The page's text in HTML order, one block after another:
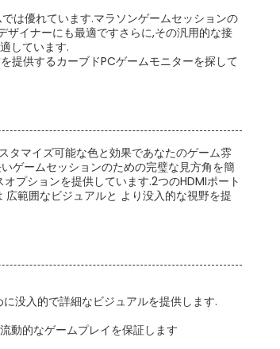
は優れています.マラソンゲームセッションの
イナーにも最適ですさらに,その汎用的な接
しています.
提供するカーブドPCゲームモニターを探して
タマイズ可能な色と効果であなたのゲーム雰
ゲームセッションのための完璧な見方角を簡
プションを提供しています.2つのHDMIポート
範囲なビジュアルと より没入的な視野を提
没入的で詳細なビジュアルを提供します.
動的なゲームプレイを保証します